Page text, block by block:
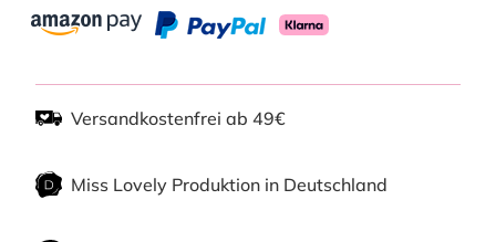
Versandkostenfrei ab 49€
Miss Lovely Produktion in Deutschland